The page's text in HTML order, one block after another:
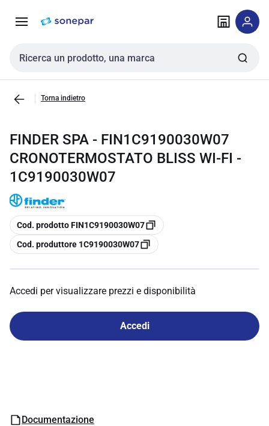
navigazione alla
Cerca input
Torna indietro
FINDER SPA - FIN1C9190030W07
CRONOTERMOSTATO BLISS WI-FI -
1C9190030W07
copia
Cod. prodotto FIN1C9190030W07
copia
Cod. produttore 1C9190030W07
Accedi per visualizzare prezzi e disponibilità
Accedi
Documentazione